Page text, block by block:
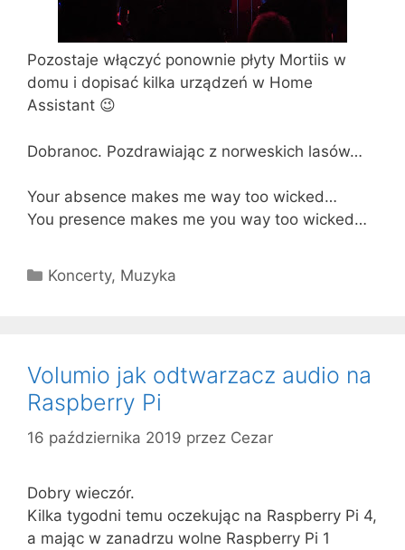
Pozostaje włączyć ponownie płyty Mortiis w
domu i dopisać kilka urządzeń w Home
Assistant 😉
Dobranoc. Pozdrawiając z norweskich lasów…
Your absence makes me way too wicked…
You presence makes me you way too wicked…
Kategorie
Koncerty, Muzyka
Volumio jak odtwarzacz audio na
Raspberry Pi
16 października 2019 przez Cezar
Dobry wieczór.
Kilka tygodni temu oczekując na Raspberry Pi 4,
a mając w zanadrzu wolne Raspberry Pi 1